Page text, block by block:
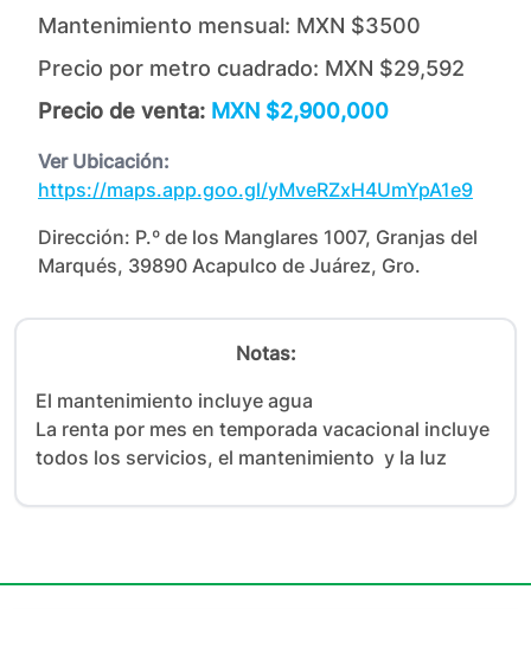
Mantenimiento mensual: MXN $3500
Precio por metro cuadrado: MXN $29,592
Precio de venta: MXN $2,900,000
Ver Ubicación:
https://maps.app.goo.gl/yMveRZxH4UmYpA1e9
Dirección: P.º de los Manglares 1007, Granjas del
Marqués, 39890 Acapulco de Juárez, Gro.
Notas:
El mantenimiento incluye agua
La renta por mes en temporada vacacional incluye
todos los servicios, el mantenimiento  y la luz